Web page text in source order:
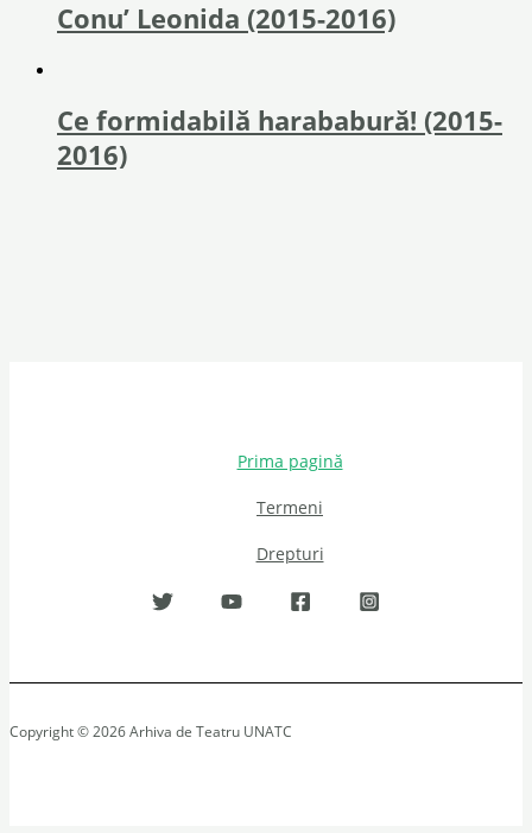
Conu’ Leonida (2015-2016)
Ce formidabilă harababură! (2015-
2016)
Prima pagină
Termeni
Drepturi
Copyright © 2026 Arhiva de Teatru UNATC